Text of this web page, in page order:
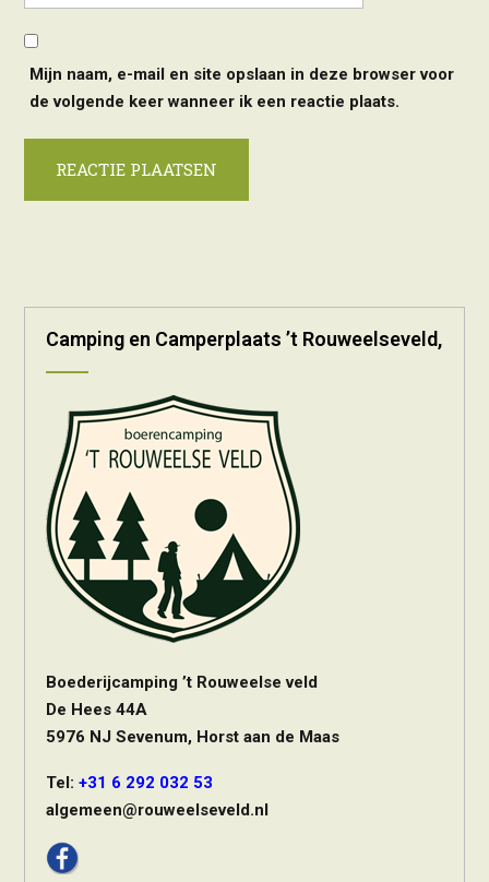
Mijn naam, e-mail en site opslaan in deze browser voor
de volgende keer wanneer ik een reactie plaats.
Camping en Camperplaats ’t Rouweelseveld,
Boederijcamping ’t Rouweelse veld
De Hees 44A
5976 NJ Sevenum, Horst aan de Maas
Tel: +31 6 292 032 53
algemeen@rouweelseveld.nl